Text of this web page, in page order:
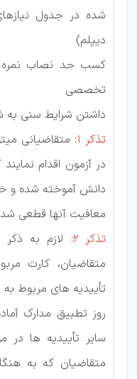
شده در جدول
دیپلم)
کسب حد نصاب نمره
تخصصی
داشتن شرايط سنی
تذکر 1:
متقاضیانی
در آزمون اقدام
دانش آموخته شده و
معافیت آنها قطعی
تذکر 2:
لازم به
متقاضیان، کارت
تأيیديه ھای مربوط
روز تطبیق مدارک
ساير تأيیديه ها در
متقاضیان که به